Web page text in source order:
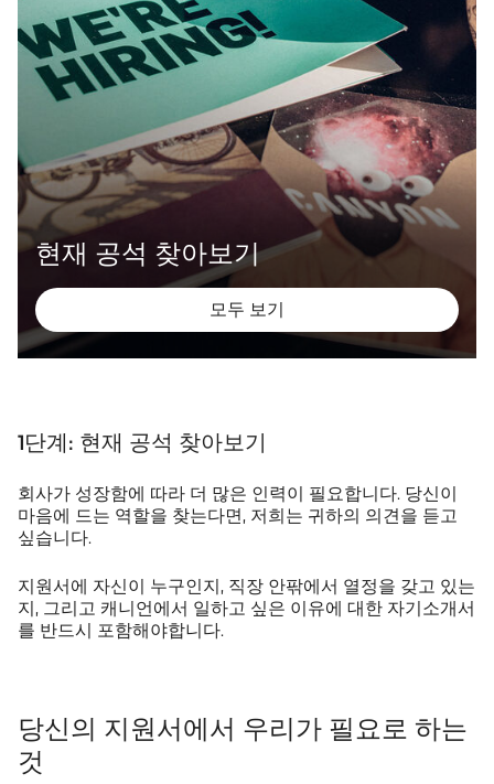
현재 공석 찾아보기
모두 보기
1단계: 현재 공석 찾아보기
회사가 성장함에 따라 더 많은 인력이 필요합니다. 당신이
마음에 드는 역할을 찾는다면, 저희는 귀하의 의견을 듣고
싶습니다.
지원서에 자신이 누구인지, 직장 안팎에서 열정을 갖고 있는
지, 그리고 캐니언에서 일하고 싶은 이유에 대한 자기소개서
를 반드시 포함해야합니다.
당신의 지원서에서 우리가 필요로 하는
것